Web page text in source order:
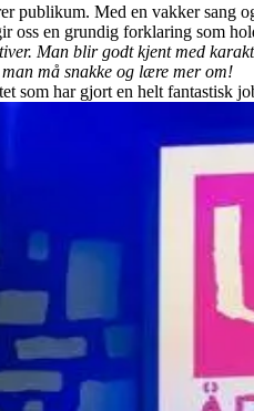
publikum. Med en vakker
oss en grundig forklaring som
Man blir godt kjent med
må snakke og lære mer om!
som har gjort en helt fantastisk